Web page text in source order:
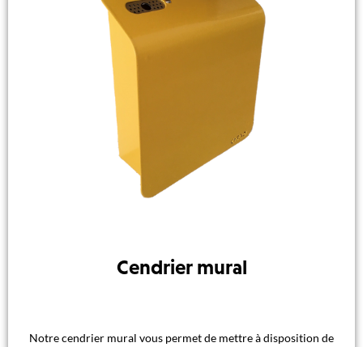
Cendrier mural
Notre cendrier mural vous permet de mettre à disposition de